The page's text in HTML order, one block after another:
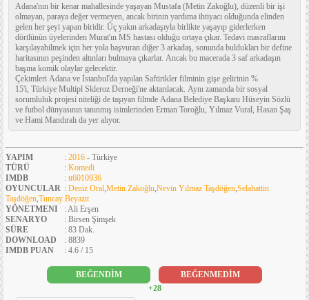
Adana'nın bir kenar mahallesinde yaşayan Mustafa (Metin Zakoğlu), düzenli bir işi
olmayan, paraya değer vermeyen, ancak birinin yardıma ihtiyacı olduğunda elinden
gelen her şeyi yapan biridir. Üç yakın arkadaşıyla birlikte yaşayıp giderlerken
dörtlünün üyelerinden Murat'ın MS hastası olduğu ortaya çıkar. Tedavi masraflarını
karşılayabilmek için her yola başvuran diğer 3 arkadaş, sonunda buldukları bir define
haritasının peşinden altınları bulmaya çıkarlar. Ancak bu macerada 3 saf arkadaşın
başına komik olaylar gelecektir.
Çekimleri Adana ve İstanbul'da yapılan Saftirikler filminin gişe gelirinin %
15'i, Türkiye Multipl Skleroz Derneği'ne aktarılacak. Aynı zamanda bir sosyal
sorumluluk projesi niteliği de taşıyan filmde Adana Belediye Başkanı Hüseyin Sözlü
ve futbol dünyasının tanınmış isimlerinden Erman Toroğlu, Yılmaz Vural, Hasan Şaş
ve Hami Mandıralı da yer alıyor.
YAPIM : 2016 - Türkiye
TÜRÜ
: Komedi
IMDB
: tt6010936
OYUNCULAR : Deniz Oral,Metin Zakoğlu,Nevin Yılmaz Taşdöğen,Selahattin
Taşdöğen,Tuncay Beyazıt
YÖNETMENI
: Ali Erşen
SENARYO
: Birsen Şimşek
SÜRE
: 83 Dak.
DOWNLOAD
: 8839
IMDB PUAN
: 4.6 / 15
BEĞENDİM
BEĞENMEDİM
+28